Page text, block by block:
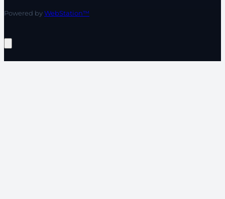
Powered byWebStation™